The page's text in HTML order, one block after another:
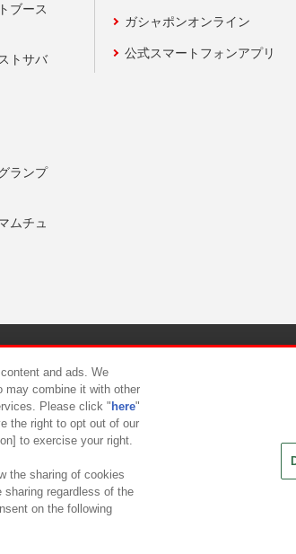
ブース
トサバ
ランプ
ムチュ
ガシャポンオンライン
公式スマートフォンアプリ
ーハラスメント対応方針
and ads. We
may combine it with other
Please click " here"
the right to opt out of our
to exercise your right.
the sharing of cookies
sharing regardless of the
on the following